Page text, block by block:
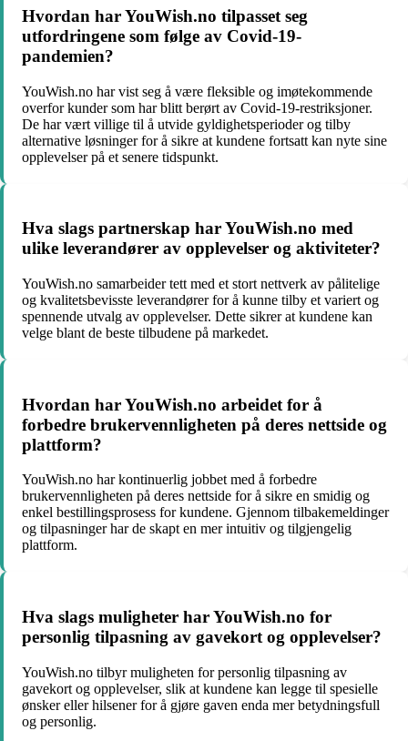
Hvordan har YouWish.no tilpasset seg
utfordringene som følge av Covid-19-
pandemien?
YouWish.no har vist seg å være fleksible og imøtekommende
overfor kunder som har blitt berørt av Covid-19-restriksjoner.
De har vært villige til å utvide gyldighetsperioder og tilby
alternative løsninger for å sikre at kundene fortsatt kan nyte sine
opplevelser på et senere tidspunkt.
Hva slags partnerskap har YouWish.no med
ulike leverandører av opplevelser og aktiviteter?
YouWish.no samarbeider tett med et stort nettverk av pålitelige
og kvalitetsbevisste leverandører for å kunne tilby et variert og
spennende utvalg av opplevelser. Dette sikrer at kundene kan
velge blant de beste tilbudene på markedet.
Hvordan har YouWish.no arbeidet for å
forbedre brukervennligheten på deres nettside og
plattform?
YouWish.no har kontinuerlig jobbet med å forbedre
brukervennligheten på deres nettside for å sikre en smidig og
enkel bestillingsprosess for kundene. Gjennom tilbakemeldinger
og tilpasninger har de skapt en mer intuitiv og tilgjengelig
plattform.
Hva slags muligheter har YouWish.no for
personlig tilpasning av gavekort og opplevelser?
YouWish.no tilbyr muligheten for personlig tilpasning av
gavekort og opplevelser, slik at kundene kan legge til spesielle
ønsker eller hilsener for å gjøre gaven enda mer betydningsfull
og personlig.